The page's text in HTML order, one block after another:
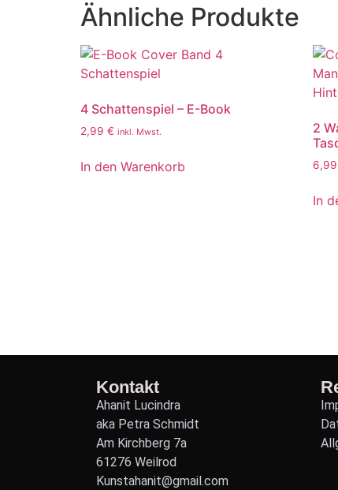
Ähnliche Produkte
4 Schattenspiel – E-Book
2,99 € inkl. Mwst.
In den Warenkorb
2
6,99
In
Kontakt
Ahanit Lucindra
aka Petra Schmidt
Am Kirchberg 7a
61276 Weilrod
Kunstahanit@gmail.com